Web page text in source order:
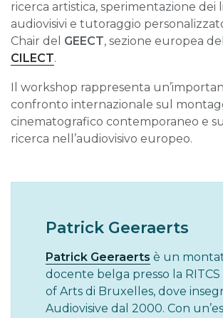
ricerca artistica, sperimentazione dei
audiovisivi e tutoraggio
Chair del GEECT, sezione europea
CILECT.
Il workshop rappresenta
confronto internazionale sul
cinematografico contemporaneo e
ricerca nell’audiovisivo europeo.
Patrick Geeraerts
Patrick Geeraerts è un
docente belga presso la RITCS
of Arts di Bruxelles, dove
Audiovisive dal 2000. Con